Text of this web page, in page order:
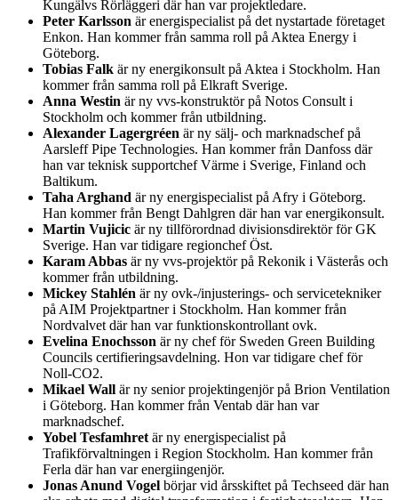
Kungälvs Rörläggeri där han var projektledare.
Peter Karlsson är energispecialist på det nystartade företaget
Enkon. Han kommer från samma roll på Aktea Energy i
Göteborg.
Tobias Falk är ny energikonsult på Aktea i Stockholm. Han
kommer från samma roll på Elkraft Sverige.
Anna Westin är ny vvs-konstruktör på Notos Consult i
Stockholm och kommer från utbildning.
Alexander Lagergréen är ny sälj- och marknadschef på
Aarsleff Pipe Technologies. Han kommer från Danfoss där
han var teknisk supportchef Värme i Sverige, Finland och
Baltikum.
Taha Arghand är ny energispecialist på Afry i Göteborg.
Han kommer från Bengt Dahlgren där han var energikonsult.
Martin Vujicic är ny tillförordnad divisionsdirektör för GK
Sverige. Han var tidigare regionchef Öst.
Karam Abbas är ny vvs-projektör på Rekonik i Västerås och
kommer från utbildning.
Mickey Stahlén är ny ovk-/injusterings- och servicetekniker
på AIM Projektpartner i Stockholm. Han kommer från
Nordvalvet där han var funktionskontrollant ovk.
Evelina Enochsson är ny chef för Sweden Green Building
Councils certifieringsavdelning. Hon var tidigare chef för
Noll-CO2.
Mikael Wall är ny senior projektingenjör på Brion Ventilation
i Göteborg. Han kommer från Ventab där han var
marknadschef.
Yobel Tesfamhret är ny energispecialist på
Trafikförvaltningen i Region Stockholm. Han kommer från
Ferla där han var energiingenjör.
Jonas Anund Vogel börjar vid årsskiftet på Techseed där han